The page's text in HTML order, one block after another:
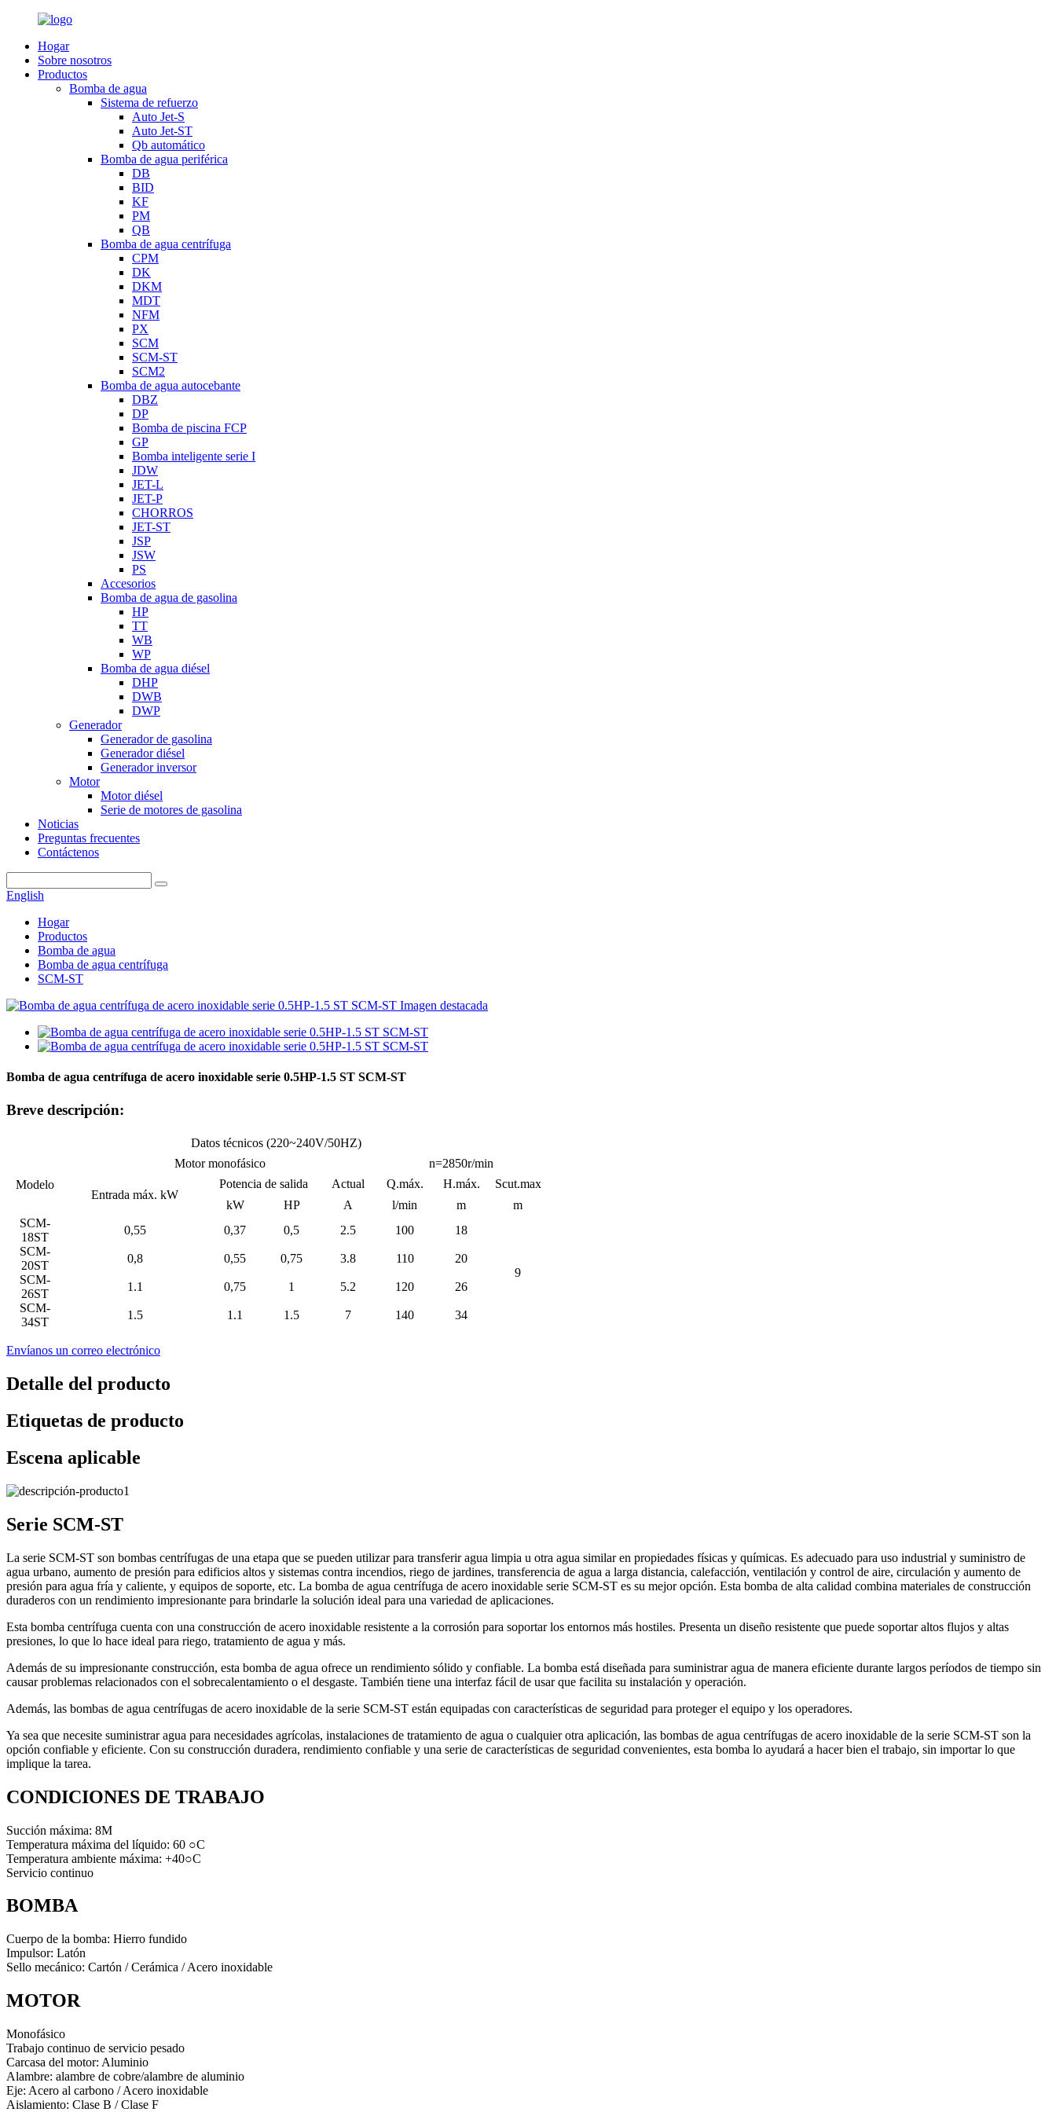
Hogar
Sobre nosotros
Productos
Bomba de agua
Sistema de refuerzo
Auto Jet-S
Auto Jet-ST
Qb automático
Bomba de agua periférica
DB
BID
KF
PM
QB
Bomba de agua centrífuga
CPM
DK
DKM
MDT
NFM
PX
SCM
SCM-ST
SCM2
Bomba de agua autocebante
DBZ
DP
Bomba de piscina FCP
GP
Bomba inteligente serie I
JDW
JET-L
JET-P
CHORROS
JET-ST
JSP
JSW
PS
Accesorios
Bomba de agua de gasolina
HP
TT
WB
WP
Bomba de agua diésel
DHP
DWB
DWP
Generador
Generador de gasolina
Generador diésel
Generador inversor
Motor
Motor diésel
Serie de motores de gasolina
Noticias
Preguntas frecuentes
Contáctenos
English
Hogar
Productos
Bomba de agua
Bomba de agua centrífuga
SCM-ST
Bomba de agua centrífuga de acero inoxidable serie 0.5HP-1.5 ST SCM-ST
Breve descripción:
Datos técnicos (220~240V/50HZ)
Modelo
Motor monofásico n=2850r/min
Entrada máx. kW
Potencia de salida Actual Q.máx. H.máx.
Scut.max
kW
HP A l/min m
m
SCM-
18ST
0,55 0,37 0,5 2.5 100 18
9
SCM-
20ST
0,8 0,55 0,75 3.8 110
20
SCM-
26ST
1.1 0,75 1 5.2 120
26
SCM-
34ST
1.5 1.1 1.5 7 140 34
Envíanos un correo electrónico
Detalle del producto
Etiquetas de producto
Escena aplicable
Serie SCM-ST
La serie SCM-ST son bombas centrífugas de una etapa que se pueden utilizar para transferir agua limpia u otra agua similar en propiedades físicas y químicas. Es adecuado para uso industrial y suministro de
agua urbano, aumento de presión para edificios altos y sistemas contra incendios, riego de jardines, transferencia de agua a larga distancia, calefacción, ventilación y control de aire, circulación y aumento de
presión para agua fría y caliente, y equipos de soporte, etc. La bomba de agua centrífuga de acero inoxidable serie SCM-ST es su mejor opción. Esta bomba de alta calidad combina materiales de construcción
duraderos con un rendimiento impresionante para brindarle la solución ideal para una variedad de aplicaciones.
Esta bomba centrífuga cuenta con una construcción de acero inoxidable resistente a la corrosión para soportar los entornos más hostiles. Presenta un diseño resistente que puede soportar altos flujos y altas
presiones, lo que lo hace ideal para riego, tratamiento de agua y más.
Además de su impresionante construcción, esta bomba de agua ofrece un rendimiento sólido y confiable. La bomba está diseñada para suministrar agua de manera eficiente durante largos períodos de tiempo sin
causar problemas relacionados con el sobrecalentamiento o el desgaste. También tiene una interfaz fácil de usar que facilita su instalación y operación.
Además, las bombas de agua centrífugas de acero inoxidable de la serie SCM-ST están equipadas con características de seguridad para proteger el equipo y los operadores.
Ya sea que necesite suministrar agua para necesidades agrícolas, instalaciones de tratamiento de agua o cualquier otra aplicación, las bombas de agua centrífugas de acero inoxidable de la serie SCM-ST son la
opción confiable y eficiente. Con su construcción duradera, rendimiento confiable y una serie de características de seguridad convenientes, esta bomba lo ayudará a hacer bien el trabajo, sin importar lo que
implique la tarea.
CONDICIONES DE TRABAJO
Succión máxima: 8M
Temperatura máxima del líquido: 60 ○C
Temperatura ambiente máxima: +40○C
Servicio continuo
BOMBA
Cuerpo de la bomba: Hierro fundido
Impulsor: Latón
Sello mecánico: Cartón / Cerámica / Acero inoxidable
MOTOR
Monofásico
Trabajo continuo de servicio pesado
Carcasa del motor: Aluminio
Alambre: alambre de cobre/alambre de aluminio
Eje: Acero al carbono / Acero inoxidable
Aislamiento: Clase B / Clase F